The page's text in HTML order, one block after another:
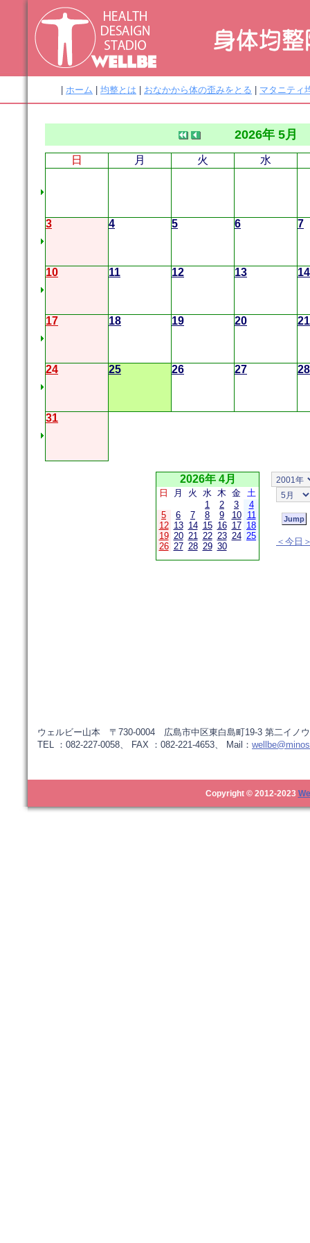
ホーム 均整とは おなかから体の歪みをとる マタニティ
2026年 5月
日 月 火 水
3 4 5 6 7
10 11 12 13 14
17 18 19 20 21
24 25 26 27 28
31
2026年 4月
日 月 火 水 木 金 土
1
2 3
4
5
6 7 8 9 10
11
12 13 14 15 16 17 18
19 20 21 22 23 24 25
26 27 28 29 30 ＜今日
ウェルビー山本 〒730-0004 広島市中区東白島町19-3 第二イノ
TEL ：082-227-0058、 FAX ：082-221-4653、 Mail：
Copyright © 2012-2023